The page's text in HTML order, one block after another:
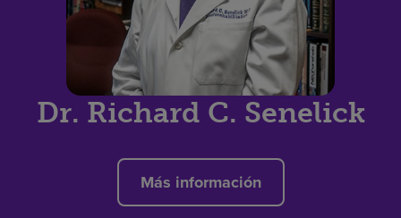
Dr. Richard C. Senelick
Más información